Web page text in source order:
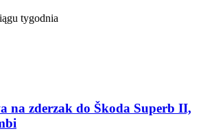
tygodnia
na zderzak do Škoda Superb II,